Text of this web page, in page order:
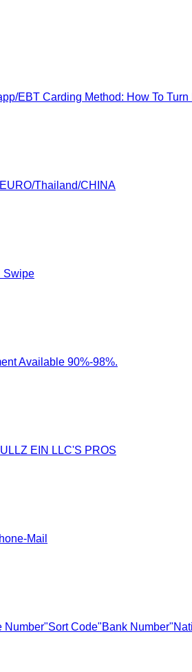
EBT Carding Method: How To Turn
Thailand/CHINA
Swipe
Available 90%-98%.
EIN LLC'S PROS
Mail
Code"Bank